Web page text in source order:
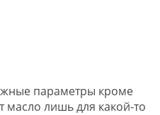
параметры кроме
масло лишь для какой-то